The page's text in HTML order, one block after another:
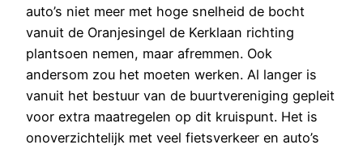
auto’s niet meer met hoge snelheid de bocht
vanuit de Oranjesingel de Kerklaan richting
plantsoen nemen, maar afremmen. Ook
andersom zou het moeten werken. Al langer is
vanuit het bestuur van de buurtvereniging gepleit
voor extra maatregelen op dit kruispunt. Het is
onoverzichtelijk met veel fietsverkeer en auto’s